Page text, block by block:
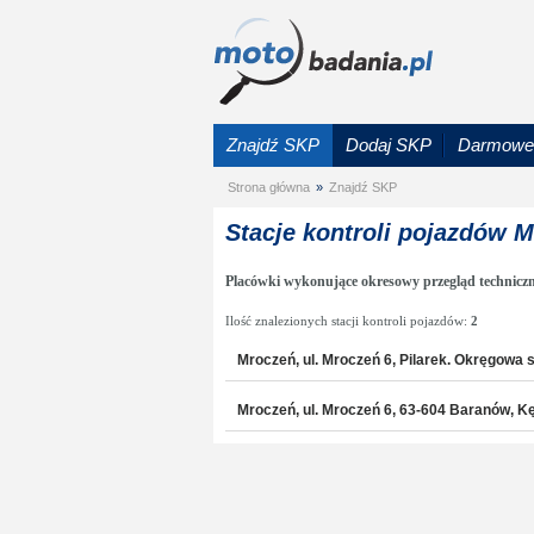
Znajdź SKP Dodaj SKP
Strona główna » Znajdź SKP
Stacje kontroli pojazdów
Placówki wykonujące okresowy przegląd
Ilość znalezionych stacji kontroli pojazdów: 2
Mroczeń, ul. Mroczeń 6, Pilarek. Okręgowa
Mroczeń, ul. Mroczeń 6, 63-604 Baranów,